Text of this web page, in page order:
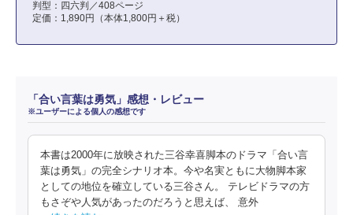
判型：四六判／408ページ
定価：1,890円（本体1,800円＋税）
「合い言葉は勇気」感想・レビュー
※ユーザーによる個人の感想です
本書は2000年に放映された三谷幸喜脚本のドラマ「合い言
葉は勇気」の完全シナリオ本。今や名実ともに大物脚本家
としての地位を確立している三谷さん。 テレビドラマの方
もさぞや人気があったのだろうと思えば、 意外